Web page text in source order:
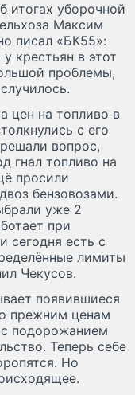
итогах уборочной
Максим
писал «БК55»:
крестьян в этот
проблемы,
цен на топливо в
с его
вопрос,
гнал топливо на
просили
бензовозами.
уже 2
при
сегодня есть с
лимиты
Чекусов.
появившиеся
прежним ценам
подорожанием
Теперь себе
Но